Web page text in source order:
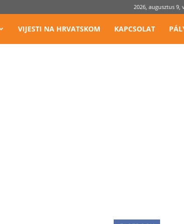
2026, augusztus 9,
VIJESTI NA HRVATSKOM KAPCSOLAT